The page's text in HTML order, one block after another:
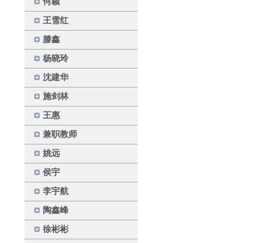
王雪红
滕鑫
杨晓玲
沈建华
施剑林
王惠
兼职教师
姚远
侯宇
李宇航
陶鑫峰
徐彬彬